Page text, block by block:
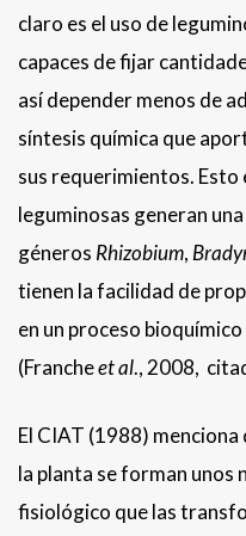
claro es el uso de
capaces de fijar
así depender menos de
síntesis química que
sus requerimientos. Esto
leguminosas generan
géneros Rhizobium,
tienen la facilidad de
en un proceso
(Francheet al., 2008,
El CIAT (1988)
la planta se forman unos
fisiológico que las